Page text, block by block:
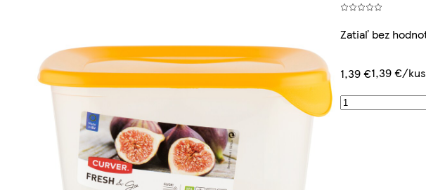
Zatiaľ bez
1,39 €1,39 €/kus